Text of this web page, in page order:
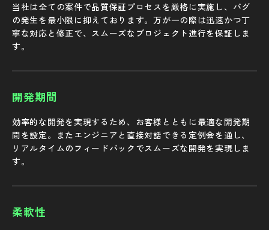
当社は全ての案件で品質保証プロセスを厳格に実施し、バグ
の発生を最小限に抑えております。万が一の際は迅速かつ丁
寧な対応と修正で、スムーズなプロジェクト進行を保証しま
す。
開発期間
効率的な開発を実現するため、お客様とともに最適な開発期
間を設定。またエンジニアと直接対話できる定例会を通し、
リアルタイムのフィードバックでスムーズな開発を実現しま
す。
柔軟性